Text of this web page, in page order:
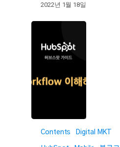
2022년 1월 18일
Contents Digital MKT